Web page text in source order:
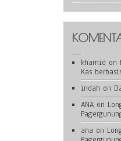
khamid on
Kas
indah on
ANA on
ana on